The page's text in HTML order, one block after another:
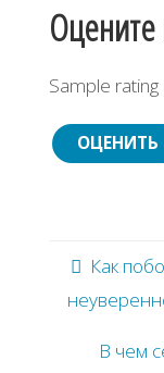
Оцените
Sample
Как
В чем